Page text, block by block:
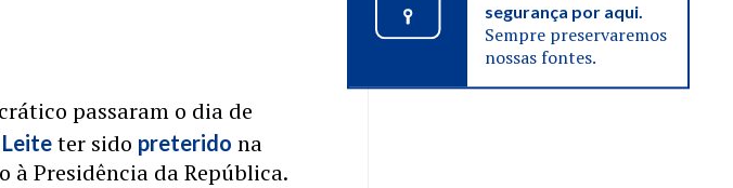
passaram o dia de
ter sido preterido na
à Presidência da República.
segurança por aqui.
Sempre preservaremos
nossas fontes.